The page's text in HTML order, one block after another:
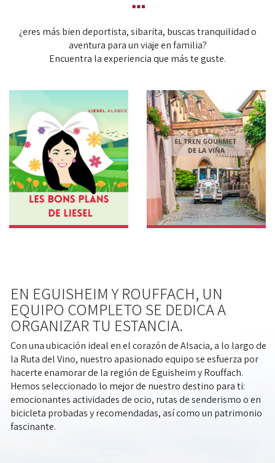
¿eres más bien deportista, sibarita, buscas tranquilidad o
aventura para un viaje en familia?
Encuentra la experiencia que más te guste.
EN EGUISHEIM Y ROUFFACH, UN
EQUIPO COMPLETO SE DEDICA A
ORGANIZAR TU ESTANCIA.
Con una ubicación ideal en el corazón de Alsacia, a lo largo de
la Ruta del Vino, nuestro apasionado equipo se esfuerza por
hacerte enamorar de la región de Eguisheim y Rouffach.
Hemos seleccionado lo mejor de nuestro destino para ti:
emocionantes actividades de ocio, rutas de senderismo o en
bicicleta probadas y recomendadas, así como un patrimonio
fascinante.